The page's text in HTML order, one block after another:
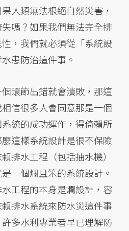
人類無法根絕自然災害，
嗎？如果我們無法完全排
，我們就必須從「系統設
患防治這件事。
環節出錯就會潰敗，那這
信很多人會同意那是一個
統的成功運作，得倚賴所
這樣系統設計是很不保險
排水工程（包括抽水機）
一個爛且笨的系統設計。
工程的本身是爛設計，容
排水系統來防水災這件事
多水利專業者早已理解防